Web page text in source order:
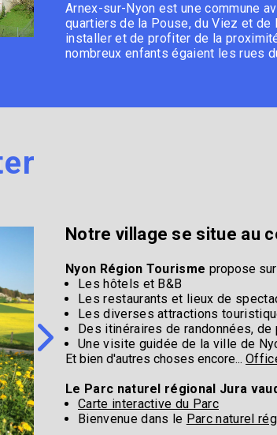
Arnex-sur-Nyon est une commune
quartiers de la Pouse, du Viez et
installer et de profiter de la
nombreux enfants égaient les rues
Notre village se situe au
Nyon Région Tourisme propose
Les hôtels et B&B
Les restaurants et lieux de
Les diverses attractions
Des itinéraires de randonnées,
Une visite guidée de la ville de
Et bien d'autres choses encore...
Le Parc naturel régional Jura
Carte interactive du Parc
Bienvenue dans le Parc naturel